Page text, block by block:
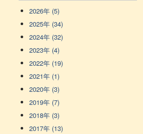
2026年 (5)
2025年 (34)
2024年 (32)
2023年 (4)
2022年 (19)
2021年 (1)
2020年 (3)
2019年 (7)
2018年 (3)
2017年 (13)